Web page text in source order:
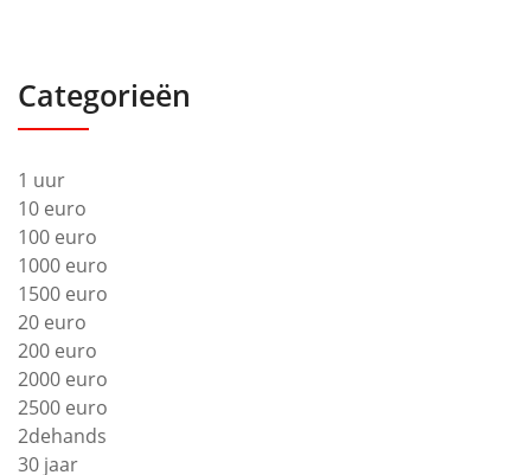
Categorieën
1 uur
10 euro
100 euro
1000 euro
1500 euro
20 euro
200 euro
2000 euro
2500 euro
2dehands
30 jaar